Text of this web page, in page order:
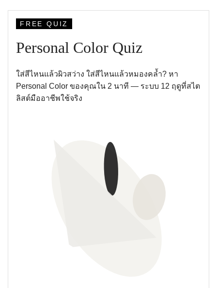
FREE QUIZ
Personal Color Quiz
ใส่สีไหนแล้วผิวสว่าง ใส่สีไหนแล้วหมองคล้ำ? หา
Personal Color ของคุณใน 2 นาที — ระบบ 12 ฤดูที่สไต
ลิสต์มืออาชีพใช้จริง